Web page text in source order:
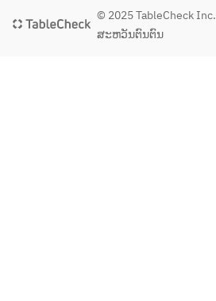
© 2025 TableCheck Inc.
ສະຫວັນຕົນຕົນ